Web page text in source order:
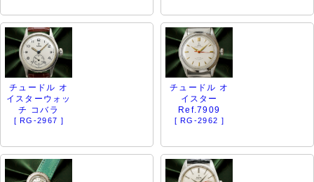
チュードル オ
イスターウォッ
チ コバラ
[ RG-2967 ]
チュードル オ
イスター
Ref.7909
[ RG-2962 ]